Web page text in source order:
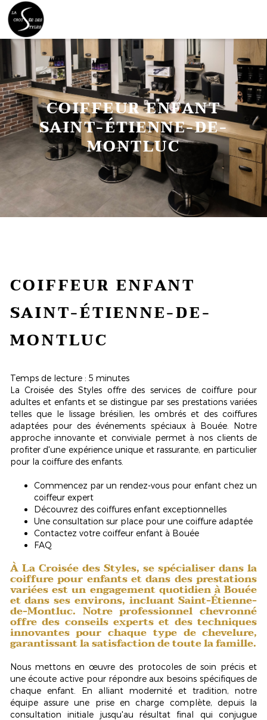
COIFFEUR ENFANT
SAINT-ÉTIENNE-DE-
MONTLUC
COIFFEUR ENFANT
SAINT-ÉTIENNE-DE-
MONTLUC
Temps de lecture : 5 minutes
La Croisée des Styles offre des services de coiffure pour
adultes et enfants et se distingue par ses prestations variées
telles que le lissage brésilien, les ombrés et des coiffures
adaptées pour des événements spéciaux à Bouée. Notre
approcheinnovante et conviviale permet à nos clients de
profiter d'une expérience unique et rassurante, en particulier
pour la coiffure des enfants.
Commencez par un rendez-vous pour enfant chez un
coiffeur expert
Découvrez des coiffures enfant exceptionnelles
Une consultation sur place pour une coiffure adaptée
Contactez votre coiffeur enfant à Bouée
FAQ
À La Croisée des Styles, se spécialiser dans la
coiffure pour enfants et dans des prestations
variées est un engagement quotidien à Bouée
et dans ses environs, incluant Saint-Étienne-
de-Montluc. Notre professionnel chevronné
offre des conseils experts et des techniques
innovantes pour chaque type de chevelure,
garantissant la satisfaction de toute la famille.
Nous mettons en œuvre des protocoles de soin précis et
une écoute active pour répondre aux besoins spécifiques de
chaque enfant. En alliant modernité et tradition, notre
équipe assure une prise en charge complète, depuis la
consultation initiale jusqu'au résultat final qui conjugue